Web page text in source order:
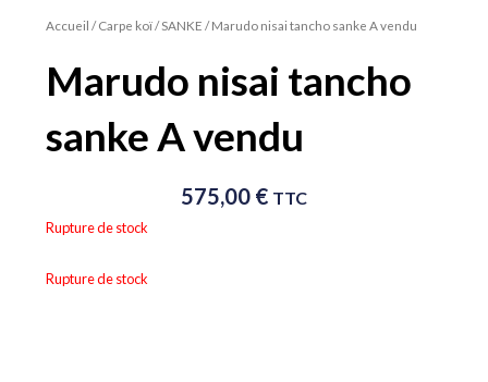
Accueil /Carpe koï/SANKE / Marudo nisai tancho sanke A vendu
Marudo nisai tancho
sanke A vendu
575,00 € TTC
Rupture de stock
Rupture de stock